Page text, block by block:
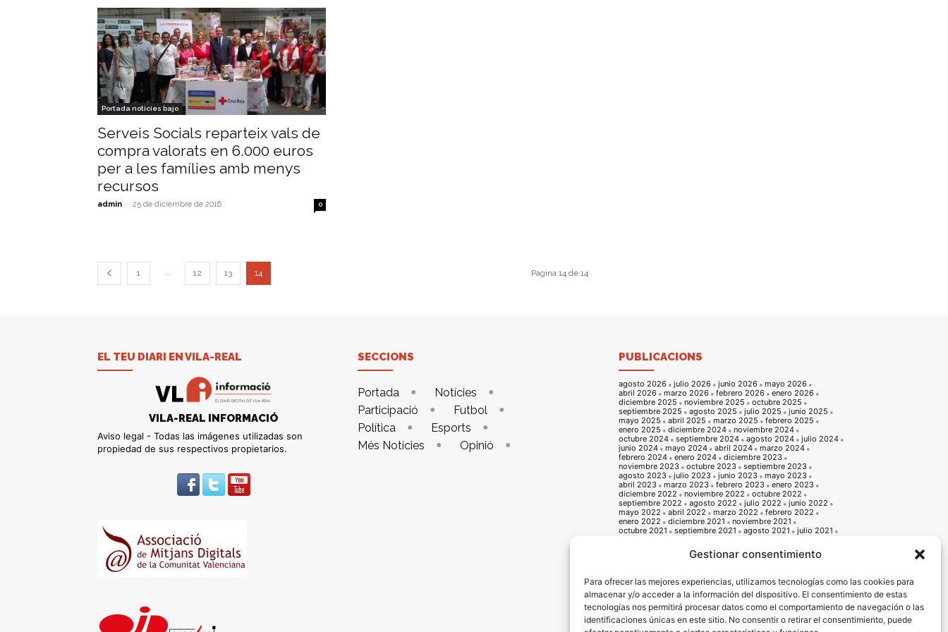
Gestionar consentimiento
Para ofrecer las mejores experiencias, utilizamos tecnologías como las cookies para
almacenar y/o acceder a la información del dispositivo. El consentimiento de estas
tecnologías nos permitirá procesar datos como el comportamiento de navegación o las
identificaciones únicas en este sitio. No consentir o retirar el consentimiento, puede
Portada noticies bajo
Serveis Socials reparteix vals de
compra valorats en 6.000 euros
per a les famílies amb menys
recursos
admin - 25 de diciembre de 2016 0
1 ... 12 13 14 Página 14 de 14
EL TEU DIARI EN VILA-REAL
VILA-REAL INFORMACIÓ
Aviso legal - Todas las imágenes utilizadas son
propiedad de sus respectivos propietarios.
SECCIONS
Portada
Notícies
Participació
Futbol
Política
Esports
Més Notícies
Opinió
PUBLICACIONS
agosto 2026 julio 2026 junio 2026
mayo 2026
abril 2026
marzo 2026 febrero 2026
enero 2026
diciembre 2025
noviembre 2025
octubre 2025
septiembre 2025
agosto 2025 julio 2025
junio 2025
mayo 2025
abril 2025 marzo 2025
febrero 2025
enero 2025
diciembre 2024
noviembre 2024
octubre 2024
septiembre 2024 agosto 2024
julio 2024
junio 2024
mayo 2024 abril 2024
marzo 2024
febrero 2024
enero 2024
diciembre 2023
noviembre 2023
octubre 2023
septiembre 2023
agosto 2023
julio 2023 junio 2023
mayo 2023
abril 2023
marzo 2023 febrero 2023
enero 2023
diciembre 2022
noviembre 2022
octubre 2022
septiembre 2022
agosto 2022 julio 2022
junio 2022
mayo 2022
abril 2022 marzo 2022
febrero 2022
enero 2022
diciembre 2021
noviembre 2021
octubre 2021
septiembre 2021 agosto 2021
julio 2021
enero 2021
octubre 2020
septiembre 2020
abril 2020
marzo 2020 febrero 2020
enero 2020
diciembre 2019
noviembre 2019
octubre 2019
septiembre 2019
agosto 2019 julio 2019
junio 2019
mayo 2019
abril 2019 marzo 2019
febrero 2019
enero 2019
diciembre 2018
noviembre 2018
octubre 2018
septiembre 2018 agosto 2018
julio 2018